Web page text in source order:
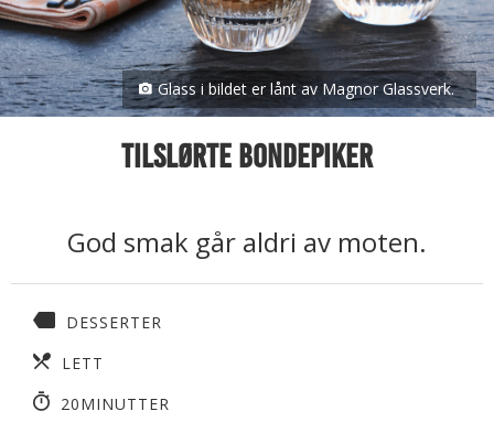
Glass i bildet er lånt av Magnor Glassverk.
Tilslørte bondepiker
God smak går aldri av moten.
DESSERTER
LETT
20MINUTTER